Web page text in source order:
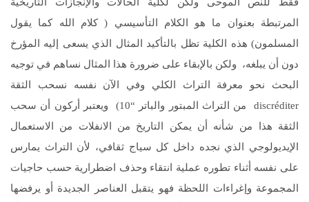
المرتبطة بعنوان ما هو الكلام التأسيسي ( كلام الله كما يقول
المسلمون) هذه الكلية تظل بالتأكيد المثال الذي يسعى إليه المؤرخ
دون أن يبلغه، ولكن بالإبقاء على ضرورة هذا المثال نساهم في توجيه
البحث نحو معرفة التراث الكلي وفي الآن نفسه نسحب الثقة
discréditer من التراث المبتور والباتر “10) ويعتبر أركون أن سحب
الثقة هذا من شأنه أن يمكن التاريخ من الانفلات من الاستعمال
الإيديولوجي الذي نجده داخل كل سياج ثقافي، لأن التراث يمارس
على نفسه أثناء تطوره عملية انتقاء وحذف اضطرارية حسب حاجيات
المجموعة وإغراءات اللحظة فهو يتقبل العناصر الجديدة أو يرفضها